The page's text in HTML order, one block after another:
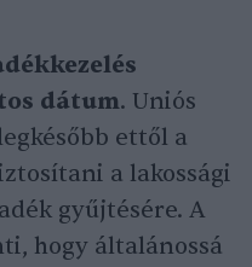
dátum. Uniós
ettől a
a lakossági
gyűjtésére. A
hogy általánossá